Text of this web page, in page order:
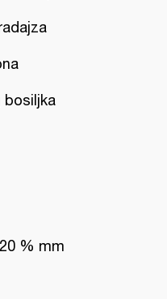
bosiljka
% mm